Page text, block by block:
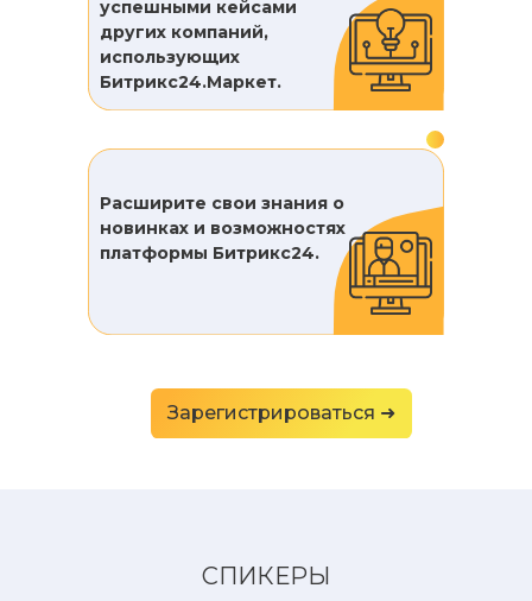
успешными кейсами
других компаний,
использующих
Битрикс24.Маркет.
Расширите свои знания о
новинках и возможностях
платформы Битрикс24.
Зарегистрироваться ➜
СПИКЕРЫ